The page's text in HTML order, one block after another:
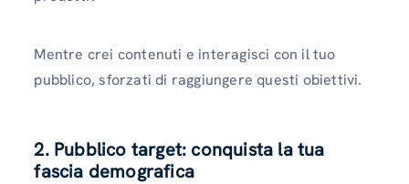
Mentre crei contenuti e interagisci con il tuo
pubblico, sforzati di raggiungere questi obiettivi.
2. Pubblico target: conquista la tua
fascia demografica